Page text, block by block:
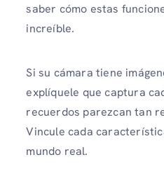
saber cómo estas
increíble.
Si su cámara tiene
explíquele que captura
recuerdos parezcan tan
Vincule cada
mundo real.